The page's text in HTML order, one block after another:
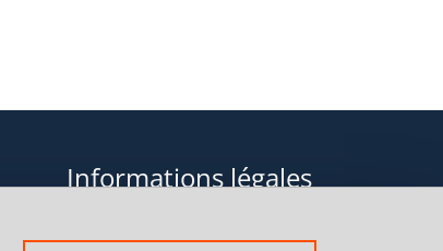
Informations légales